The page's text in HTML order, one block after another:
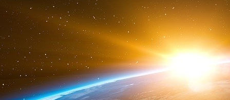
Depuis son premier mandat, Emmanuel
dissuasion nucléaire en Europe. Il évoque
de l’arsenal français aux alliés européens –
personne à l’heure où la Russie menace
avec l’Ukraine. Les Britanniques, quant à
l’instant, préfèrent continuer de
Américains.